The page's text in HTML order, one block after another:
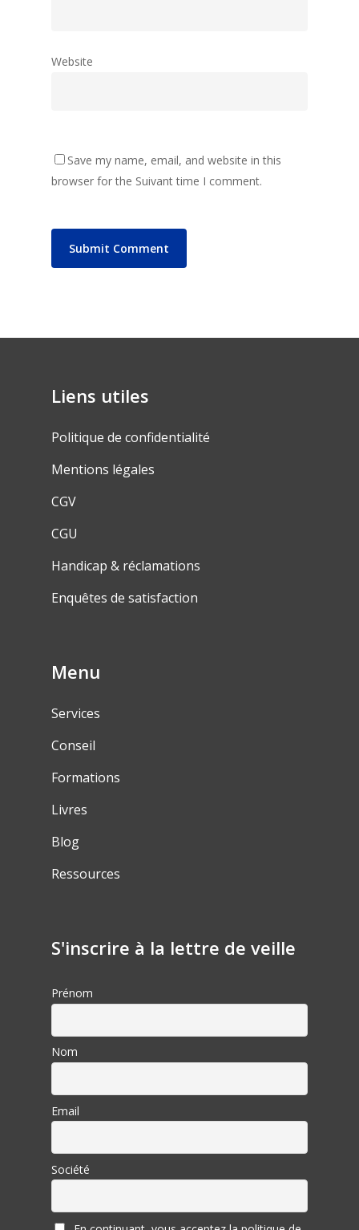
Website
Save my name, email, and website in this
browser for the Suivant time I comment.
Liens utiles
Politique de confidentialité
Mentions légales
CGV
CGU
Handicap & réclamations
Enquêtes de satisfaction
Menu
Services
Conseil
Formations
Livres
Blog
Ressources
S'inscrire à la lettre de veille
Prénom
Nom
Email
Société